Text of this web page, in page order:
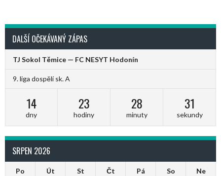
DALŠÍ OČEKÁVANÝ ZÁPAS
TJ Sokol Těmice — FC NESYT Hodonín
9. liga dospělí sk. A
14
dny
23
hodiny
28
minuty
31
sekundy
SRPEN 2026
Po Út St Čt Pá So Ne